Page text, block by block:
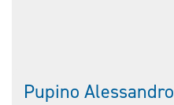
Pupino Alessandro